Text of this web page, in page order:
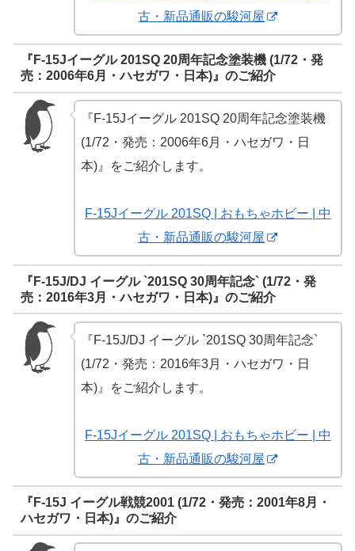
古・新品通販の駿河屋
『F-15Jイーグル 201SQ 20周年記念塗装機 (1/72・発
売：2006年6月・ハセガワ・日本)』のご紹介
『F-15Jイーグル 201SQ 20周年記念塗装機
(1/72・発売：2006年6月・ハセガワ・日
本)』をご紹介します。
F-15Jイーグル 201SQ | おもちゃホビー | 中
古・新品通販の駿河屋
『F-15J/DJ イーグル `201SQ 30周年記念` (1/72・発
売：2016年3月・ハセガワ・日本)』のご紹介
『F-15J/DJ イーグル `201SQ 30周年記念`
(1/72・発売：2016年3月・ハセガワ・日
本)』をご紹介します。
F-15Jイーグル 201SQ | おもちゃホビー | 中
古・新品通販の駿河屋
『F-15J イーグル戦競2001 (1/72・発売：2001年8月・
ハセガワ・日本)』のご紹介